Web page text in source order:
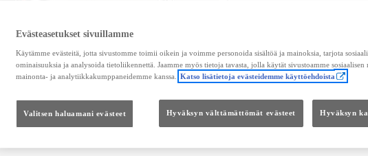
Malli
Malli
Hinta
Kokonaishinta
Evästeasetukset sivuillamme
Käytämme evästeitä, jotta sivustomme toimii oikein ja voimme personoida sisältöä ja mainoksia, tarjota
ominaisuuksia ja analysoida tietoliikennettä. Jaamme myös tietoja tavasta, jolla käytät sivustoamme sosiaalisen
mainonta- ja analytiikkakumppaneidemme kanssa.
Katso lisätietoja evästeidemme käyttöehdoista
Valitsen haluamani evästeet Hyväksyn välttämättömät evästeet Hyväksyn